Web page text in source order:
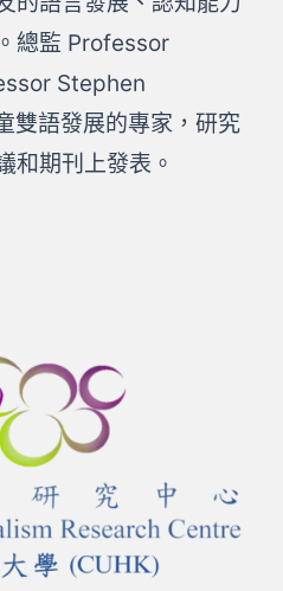
總監 Professor
Stephen
雙語發展的專家，研究
和期刊上發表。